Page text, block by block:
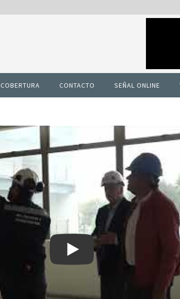
COBERTURA CONTACTO SEÑAL ONLINE